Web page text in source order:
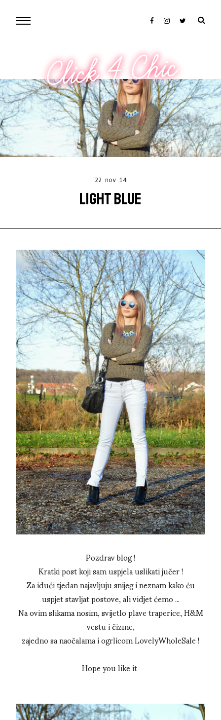
Click 4 Chic
22 nov 14
LIGHT BLUE
Pozdrav blog !
Kratki post koji sam uspjela uslikati jučer !
Za idući tjedan najavljuju snijeg i neznam kako ću
uspjet stavljat postove, ali vidjet ćemo ...
Na ovim slikama nosim, svijetlo plave traperice, H&M
vestu i čizme,
zajedno sa naočalama i ogrlicom LovelyWholeSale !
Hope you like it